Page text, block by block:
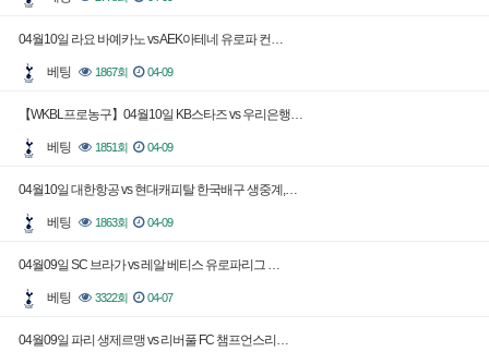
04월10일 라요 바예카노 vs AEK아테네 유로파 컨…
베팅 1867회 04-09
【WKBL프로농구】04월10일 KB스타즈 vs 우리은행…
베팅 1851회 04-09
04월10일 대한항공 vs 현대캐피탈 한국배구 생중계,…
베팅 1863회 04-09
04월09일 SC 브라가 vs 레알 베티스 유로파리그 …
베팅 3322회 04-07
04월09일 파리 생제르맹 vs 리버풀 FC 챔프언스리…